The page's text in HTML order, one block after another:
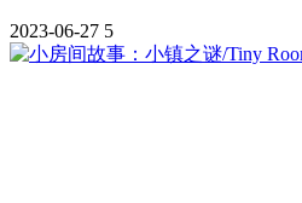
2023-06-27 5